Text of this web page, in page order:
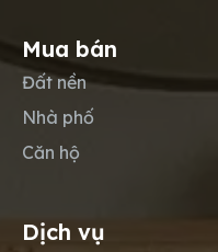
Mua bán
Đất nền
Nhà phố
Căn hộ
Dịch vụ